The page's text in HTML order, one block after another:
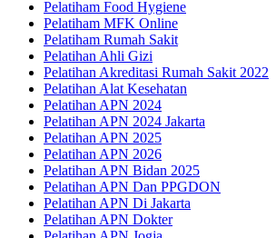
Pelatiham Food Hygiene
Pelatiham MFK Online
Pelatiham Rumah Sakit
Pelatihan Ahli Gizi
Pelatihan Akreditasi Rumah Sakit 2022
Pelatihan Alat Kesehatan
Pelatihan APN 2024
Pelatihan APN 2024 Jakarta
Pelatihan APN 2025
Pelatihan APN 2026
Pelatihan APN Bidan 2025
Pelatihan APN Dan PPGDON
Pelatihan APN Di Jakarta
Pelatihan APN Dokter